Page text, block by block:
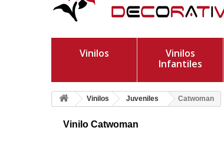
Vinilos
Vinilos
Infantiles
Vinilos Juveniles Catwoman
Vinilo Catwoman